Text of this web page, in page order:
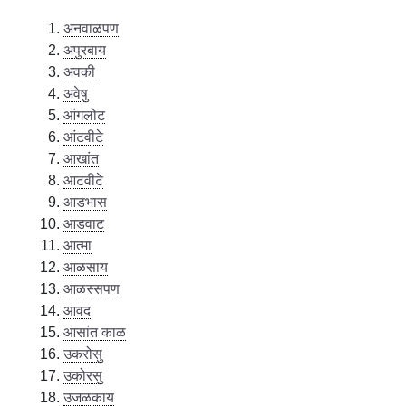
अनवाळपण
अपुरबाय
अवकी
अवेषु
आंगलोट
आंटवीटे
आखांत
आटवीटे
आडभास
आडवाट
आत्मा
आळसाय
आळस्सपण
आवद
आसांत काळ
उकरोसु
उकोरसु
उजळकाय